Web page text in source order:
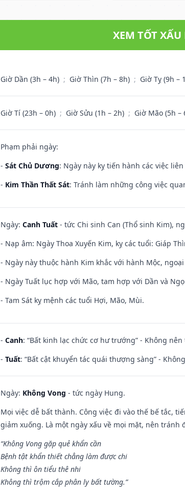
XEM TỐT
Giờ Dần (3h – 4h) ; Giờ Thìn (7h – 8h) ; Giờ Tỵ (9h –
Giờ Tí (23h – 0h) ; Giờ Sửu (1h – 2h) ; Giờ Mão (5h –
Phạm phải ngày:
- Sát Chủ Dương: Ngày này kỵ tiến hành các việc
- Kim Thần Thất Sát: Tránh làm những công việc
Ngày: Canh Tuất - tức Chi sinh Can (Thổ sinh Kim),
- Nạp âm: Ngày Thoa Xuyến Kim, kỵ các tuổi: Giáp
- Ngày này thuộc hành Kim khắc với hành Mộc,
- Ngày Tuất lục hợp với Mão, tam hợp với Dần và
- Tam Sát kỵ mệnh các tuổi Hợi, Mão, Mùi.
- Canh: “Bất kinh lạc chức cơ hư trướng” - Không
- Tuất: “Bất cật khuyển tác quái thượng sàng” -
Ngày: Không Vong - tức ngày Hung.
Mọi việc dễ bất thành. Công việc đi vào thế bế tắc,
giảm xuống. Là một ngày xấu về mọi mặt, nên tránh
“Không Vong gặp quẻ khẩn cần
Bệnh tật khẩn thiết chẳng làm được chi
Không thì ôn tiểu thê nhi
Không thì trộm cắp phân ly bất tường.”